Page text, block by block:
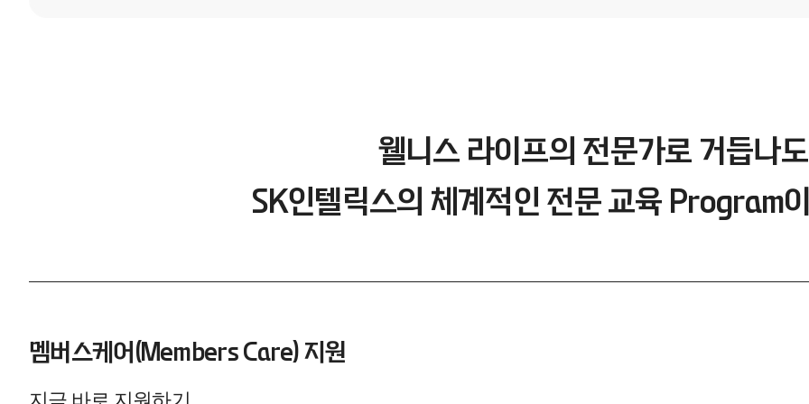
웰니스 라이프의 전문가로 거듭나
SK인텔릭스의 체계적인 전문 교육 Program
멤버스케어(Members Care) 지원